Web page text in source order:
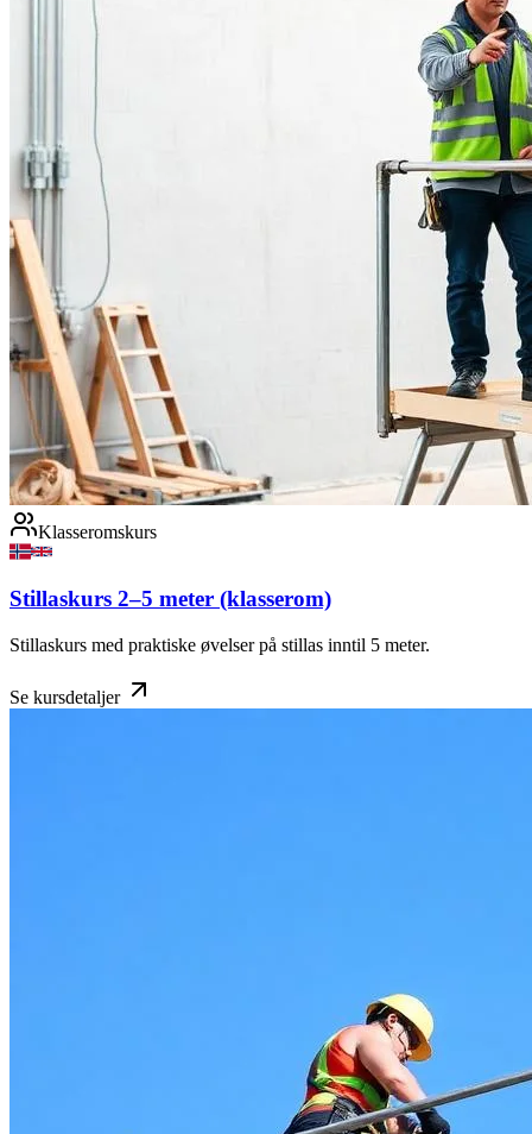
Klasseromskurs
Stillaskurs 2–5 meter (klasserom)
Stillaskurs med praktiske øvelser på stillas inntil 5 meter.
Se kursdetaljer